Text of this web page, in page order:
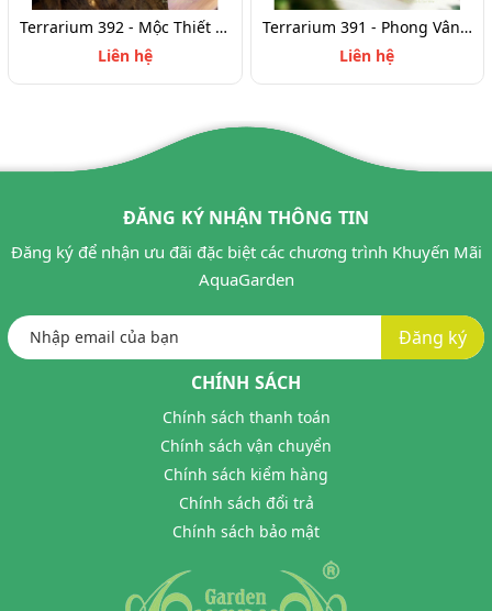
Terrarium 392 - Mộc Thiết Tâm Lai
Liên hệ
Terrarium 391 - Phong Vân Khai Lộ
Liên hệ
ĐĂNG KÝ NHẬN THÔNG TIN
Đăng ký để nhận ưu đãi đặc biệt các chương trình Khuyến Mãi
AquaGarden
Đăng ký
CHÍNH SÁCH
Chính sách thanh toán
Chính sách vận chuyển
Chính sách kiểm hàng
Chính sách đổi trả
Chính sách bảo mật